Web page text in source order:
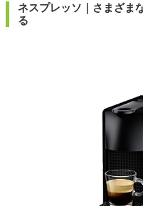
ネスプレッソ｜さまざま
る